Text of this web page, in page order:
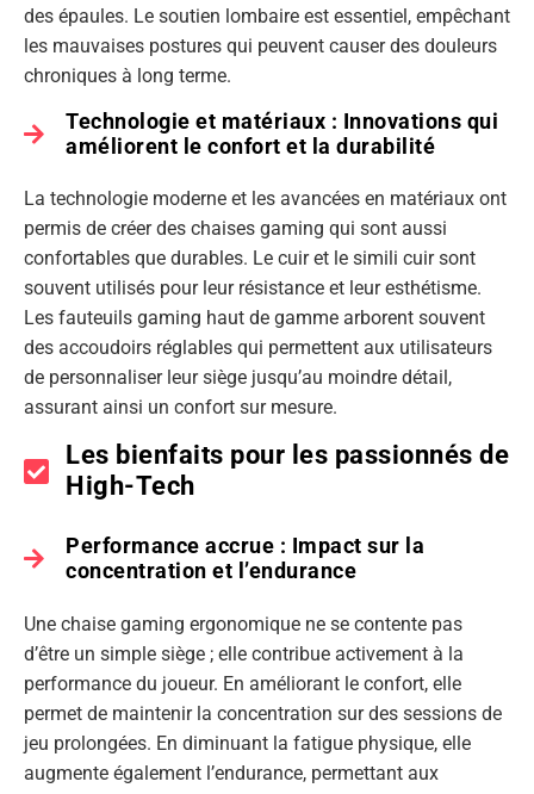
des épaules. Le soutien lombaire est essentiel, empêchant
les mauvaises postures qui peuvent causer des douleurs
chroniques à long terme.
Technologie et matériaux : Innovations qui
améliorent le confort et la durabilité
La technologie moderne et les avancées en matériaux ont
permis de créer des chaises gaming qui sont aussi
confortables que durables. Le cuir et le simili cuir sont
souvent utilisés pour leur résistance et leur esthétisme.
Les fauteuils gaming haut de gamme arborent souvent
des accoudoirs réglables qui permettent aux utilisateurs
de personnaliser leur siège jusqu’au moindre détail,
assurant ainsi un confort sur mesure.
Les bienfaits pour les passionnés de
High-Tech
Performance accrue : Impact sur la
concentration et l’endurance
Une chaise gaming ergonomique ne se contente pas
d’être un simple siège ; elle contribue activement à la
performance du joueur. En améliorant le confort, elle
permet de maintenir la concentration sur des sessions de
jeu prolongées. En diminuant la fatigue physique, elle
augmente également l’endurance, permettant aux